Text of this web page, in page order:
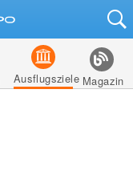
Ausflugsziele Magazin